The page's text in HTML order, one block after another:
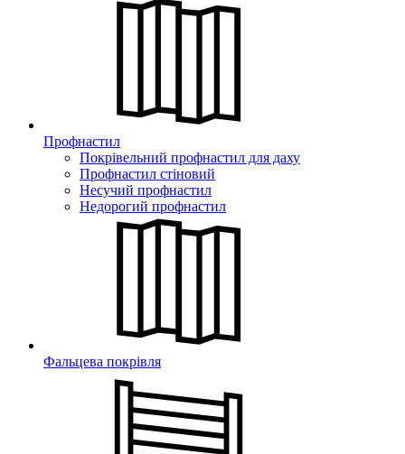
Профнастил
Покрівельний профнастил для даху
Профнастил стіновий
Несучий профнастил
Недорогий профнастил
Фальцева покрівля